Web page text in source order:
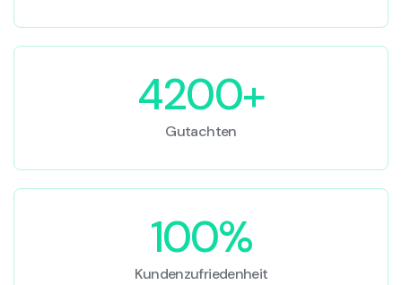
4200+
Gutachten
100%
Kundenzufriedenheit